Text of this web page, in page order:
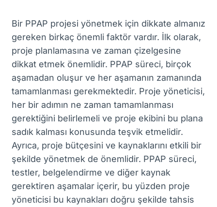
Bir PPAP projesi yönetmek için dikkate almanız
gereken birkaç önemli faktör vardır. İlk olarak,
proje planlamasına ve zaman çizelgesine
dikkat etmek önemlidir. PPAP süreci, birçok
aşamadan oluşur ve her aşamanın zamanında
tamamlanması gerekmektedir. Proje yöneticisi,
her bir adımın ne zaman tamamlanması
gerektiğini belirlemeli ve proje ekibini bu plana
sadık kalması konusunda teşvik etmelidir.
Ayrıca, proje bütçesini ve kaynaklarını etkili bir
şekilde yönetmek de önemlidir. PPAP süreci,
testler, belgelendirme ve diğer kaynak
gerektiren aşamalar içerir, bu yüzden proje
yöneticisi bu kaynakları doğru şekilde tahsis